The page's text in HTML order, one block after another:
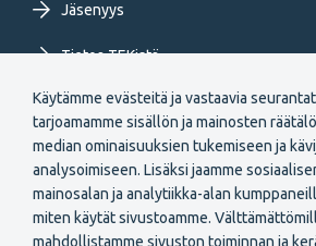
Käytämme evästeitä ja vastaavia
tarjoamamme sisällön ja mainosten
median ominaisuuksien tukemiseen ja
analysoimiseen. Lisäksi jaamme
mainosalan ja analytiikka-alan
miten käytät sivustoamme.
mahdollistamme sivuston toiminnan ja
Jäsenyys
Tietoa TEKistä
Extranet